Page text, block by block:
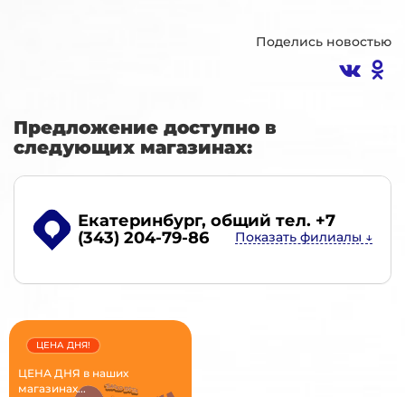
Поделись новостью
Предложение доступно в
следующих магазинах:
Екатеринбург, общий тел. +7
(343) 204-79-86
ЦЕНА ДНЯ в наших
магазинах...
ЦЕНА ДНЯ!